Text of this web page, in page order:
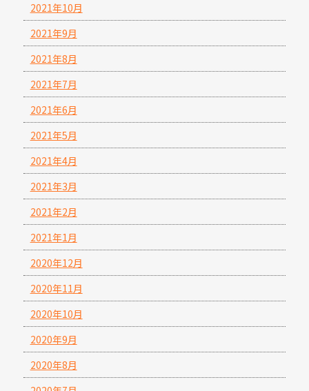
2021年10月
2021年9月
2021年8月
2021年7月
2021年6月
2021年5月
2021年4月
2021年3月
2021年2月
2021年1月
2020年12月
2020年11月
2020年10月
2020年9月
2020年8月